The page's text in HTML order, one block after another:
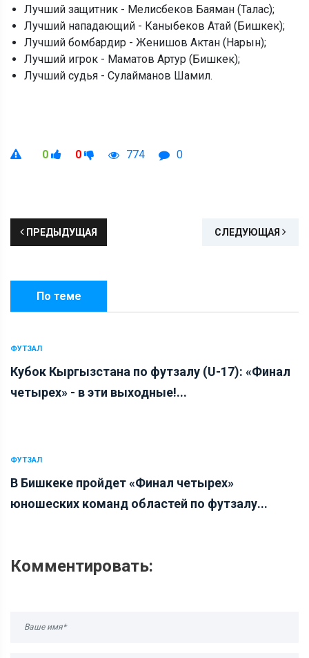
Лучший защитник - Мелисбеков Баяман (Талас);
Лучший нападающий - Каныбеков Атай (Бишкек);
Лучший бомбардир - Женишов Актан (Нарын);
Лучший игрок - Маматов Артур (Бишкек);
Лучший судья - Сулайманов Шамил.
0 0 774 0
ПРЕДЫДУЩАЯ СЛЕДУЮЩАЯ
По теме
ФУТЗАЛ
Кубок Кыргызстана по футзалу (U-17): «Финал
четырех» - в эти выходные!...
ФУТЗАЛ
В Бишкеке пройдет «Финал четырех»
юношеских команд областей по футзалу...
Комментировать: